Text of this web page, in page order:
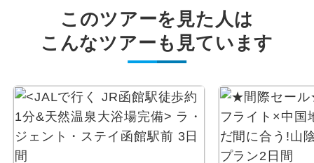
このツアーを見た人は
こんなツアーも見ています